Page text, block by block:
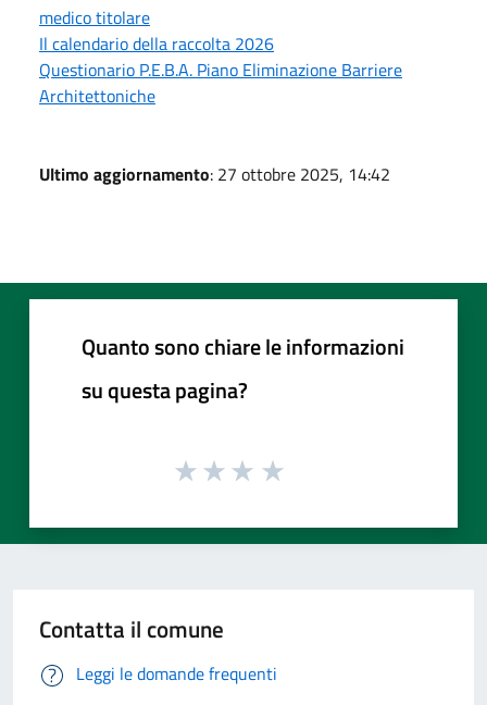
medico titolare
Il calendario della raccolta 2026
Questionario P.E.B.A. Piano Eliminazione Barriere
Architettoniche
Ultimo aggiornamento: 27 ottobre 2025, 14:42
Quanto sono chiare le informazioni
su questa pagina?
Contatta il comune
Leggi le domande frequenti